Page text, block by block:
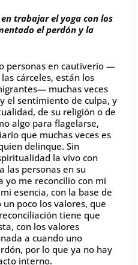
en trabajar el yoga con los
el perdón y la
personas en cautiverio —
cárceles, están los
muchas veces
el sentimiento de culpa, y
de su religión o de
algo para flagelarse,
que muchas veces es
delinque. Sin
la vivo con
las personas en su
yo me reconcilio con mi
esencia, con la base de
poco los valores, que
tiene que
con los valores
a cuando uno
por lo que ya no hay
interno.